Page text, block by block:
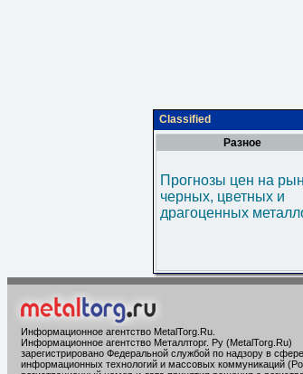
Classified
Разное
Прогнозы цен на
черных, цветных и
драгоценных
Информационное агентство MetalTorg.Ru
Информационное агентство Металлторг. Ру (MetalTorg.Ru)
зарегистрировано Федеральной службой по надзору в сфере
информационных технологий и массовых коммуникаций